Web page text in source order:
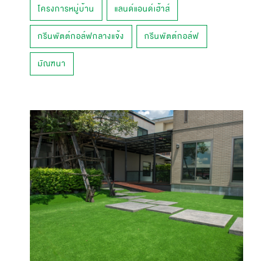
โครงการหมู่บ้าน แลนด์แอนด์เฮ้าส์
กรีนพัตต์กอล์ฟกลางแจ้ง กรีนพัตต์กอล์ฟ
มัณฑนา